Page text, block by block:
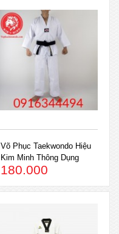
Võ Phục Taekwondo Hiệu
Kim Minh Thông Dụng
180.000